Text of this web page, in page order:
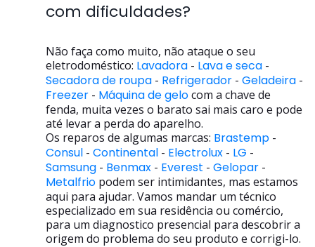
com dificuldades?
Não faça como muito, não ataque o seu
eletrodoméstico: Lavadora - Lava e seca -
Secadora de roupa - Refrigerador - Geladeira -
Freezer - Máquina de gelocom a chave de
fenda, muita vezes o barato sai mais caro e pode
até levar a perda do aparelho.
Os reparos de algumas marcas: Brastemp -
Consul - Continental - Electrolux - LG -
Samsung - Benmax - Everest - Gelopar -
Metalfrio podem ser intimidantes, mas estamos
aqui para ajudar. Vamos mandar um técnico
especializado em sua residência ou comércio,
para um diagnostico presencial para descobrir a
origem do problema do seu produto e corrigi-lo.